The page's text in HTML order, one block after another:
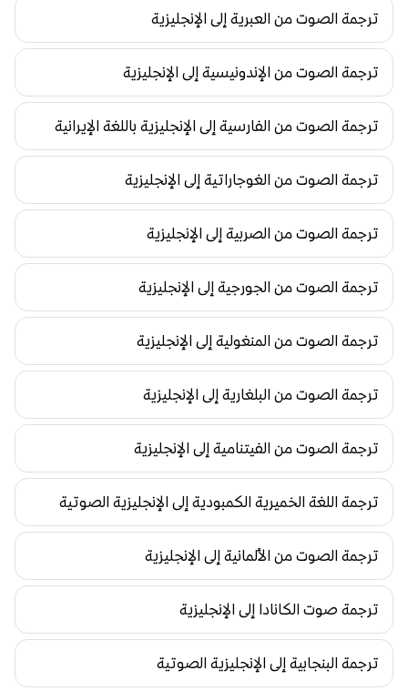
ترجمة الصوت من العبرية إلى الإنجليزية
ترجمة الصوت من الإندونيسية إلى الإنجليزية
ترجمة الصوت من الفارسية إلى الإنجليزية باللغة الإيرانية
ترجمة الصوت من الغوجاراتية إلى الإنجليزية
ترجمة الصوت من الصربية إلى الإنجليزية
ترجمة الصوت من الجورجية إلى الإنجليزية
ترجمة الصوت من المنغولية إلى الإنجليزية
ترجمة الصوت من البلغارية إلى الإنجليزية
ترجمة الصوت من الفيتنامية إلى الإنجليزية
ترجمة اللغة الخميرية الكمبودية إلى الإنجليزية الصوتية
ترجمة الصوت من الألمانية إلى الإنجليزية
ترجمة صوت الكانادا إلى الإنجليزية
ترجمة البنجابية إلى الإنجليزية الصوتية